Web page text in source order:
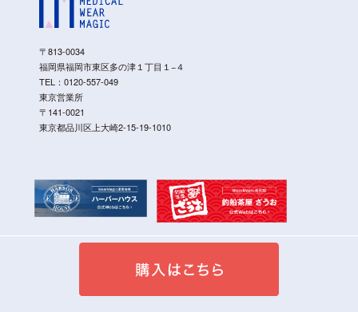
〒813-0034
福岡県福岡市東区多の津１丁目１−４
TEL： 0120-557-049
東京営業所
〒141-0021
東京都品川区上大崎2-15-19-1010
Copyright©2020 - 2026 Medical Wear Magic All Rights Reserved.